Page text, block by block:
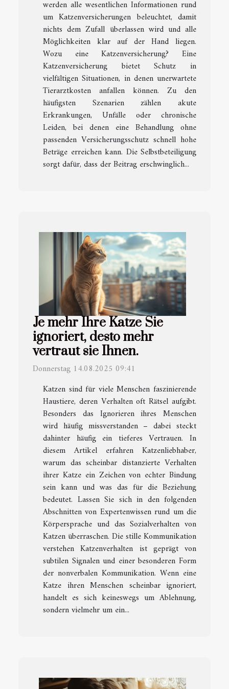
werden alle wesentlichen Informationen rund
um Katzenversicherungen beleuchtet, damit
nichts dem Zufall überlassen wird und alle
Möglichkeiten klar auf der Hand liegen.
Wozu eine Katzenversicherung? Eine
Katzenversicherung bietet Schutz in
vielfältigen Situationen, in denen unerwartete
Tierarztkosten anfallen können. Zu den
häufigsten Szenarien zählen akute
Erkrankungen, Unfälle oder chronische
Leiden, bei denen eine Behandlung ohne
passenden Versicherungsschutz schnell hohe
Beträge erreichen kann. Die Selbstbeteiligung
sorgt dafür, dass der Beitrag erschwinglich...
Je mehr Ihre Katze Sie
ignoriert, desto mehr
vertraut sie Ihnen.
Donnerstag 14.08.2025 09:41
Katzen sind für viele Menschen faszinierende
Haustiere, deren Verhalten oft Rätsel aufgibt.
Besonders das Ignorieren ihres Menschen
wird häufig missverstanden – dabei steckt
dahinter häufig ein tieferes Vertrauen. In
diesem Artikel erfahren Katzenliebhaber,
warum das scheinbar distanzierte Verhalten
ihrer Katze ein Zeichen von echter Bindung
sein kann und was das für die Beziehung
bedeutet. Lassen Sie sich in den folgenden
Abschnitten von Expertenwissen rund um die
Körpersprache und das Sozialverhalten von
Katzen überraschen. Die stille Kommunikation
verstehen Katzenverhalten ist geprägt von
subtilen Signalen und einer besonderen Form
der nonverbalen Kommunikation. Wenn eine
Katze ihren Menschen scheinbar ignoriert,
handelt es sich keineswegs um Ablehnung,
sondern vielmehr um ein...